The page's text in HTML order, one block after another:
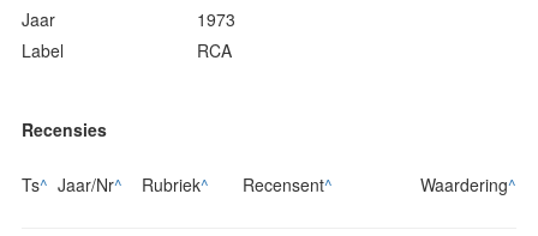
Jaar
1973
Label
RCA
Recensies
Ts^ Jaar/Nr^ Rubriek^ Recensent^ Waardering^